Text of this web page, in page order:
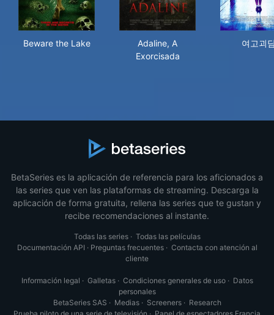
Beware the Lake
Adaline, A
Exorcisada
여고괴
BetaSeries es la aplicación de referencia para los aficionados a
las series que ven las plataformas de streaming. Descarga la
aplicación de forma gratuita, rellena las series que te gustan y
recibe recomendaciones al instante.
Todas las series· Todas las películas
Documentación API · Preguntas frecuentes· Contacta con atención al
cliente
Información legal · Galletas· Condiciones generales de uso· Datos
personales
BetaSeries SAS · Medias· Screeners· Research